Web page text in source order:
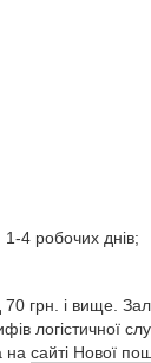
4 робочих днів;
70 грн. і вище.
логістичної
на сайті Нової